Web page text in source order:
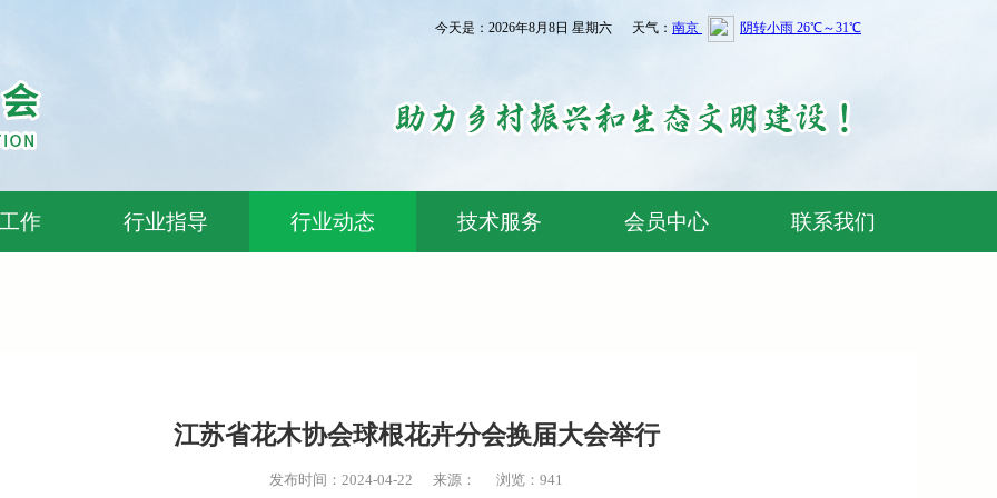
今天是：2026年8月8日 星期六 天气：
作 行业指导 行业动态 技术服务 会员中心 联系我们
江苏省花木协会球根花卉分会换届大会举行
发布时间：2024-04-22 来源： 浏览：941